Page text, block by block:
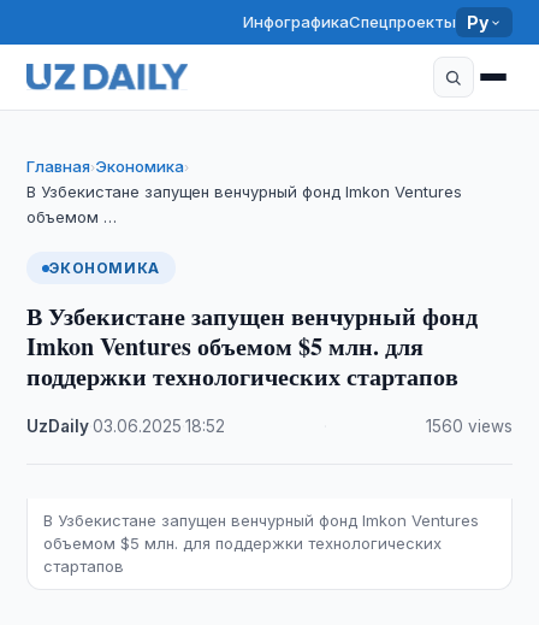
ИнфографикаСпецпроекты Ру
Главная›Экономика›
В Узбекистане запущен венчурный фонд Imkon Ventures
объемом …
ЭКОНОМИКА
В Узбекистане запущен венчурный фонд
Imkon Ventures объемом $5 млн. для
поддержки технологических стартапов
UzDaily·03.06.2025 ·18:52 1560 views
В Узбекистане запущен венчурный фонд Imkon Ventures
объемом $5 млн. для поддержки технологических
стартапов